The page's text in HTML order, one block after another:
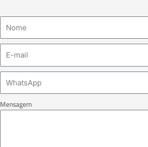
Mensagem